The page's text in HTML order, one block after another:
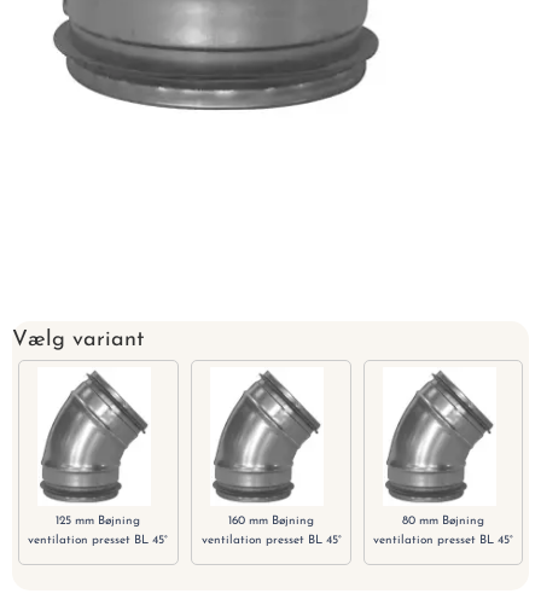
Vælg variant
125 mm Bøjning
ventilation presset BL 45°
160 mm Bøjning
ventilation presset BL 45°
80 mm Bøjning
ventilation presset BL 45°